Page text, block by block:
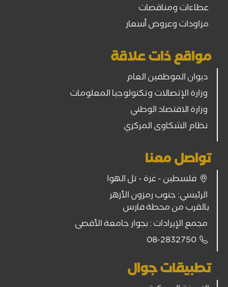
عطاءات ومناقصات
مزاودات وعروض أسعار
مواقع ذات علاقة
ديوان الموظفين العام
وزارة الإتصالات وتكنولوجيا المعلومات
وزارة الاقتصاد الوطني
نظام الشكاوى المركزي
تواصل معنا
فلسطين - غزة - تل الهوا
الرئيسي: جنوب رمزون الأزهر
بالقرب من محطة فارس
مجمع الإيرادات : بجوار جامعة الأقصى
08-2832750
تطبيقات جوال